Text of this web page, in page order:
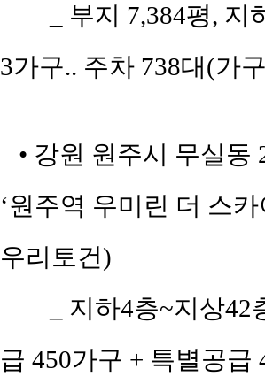
_ 부지 7,384평,
3가구.. 주차 738대(가
• 강원 원주시 무실동
‘원주역 우미린 더 스
우리토건)
_ 지하4층~지상
급 450가구 + 특별공급